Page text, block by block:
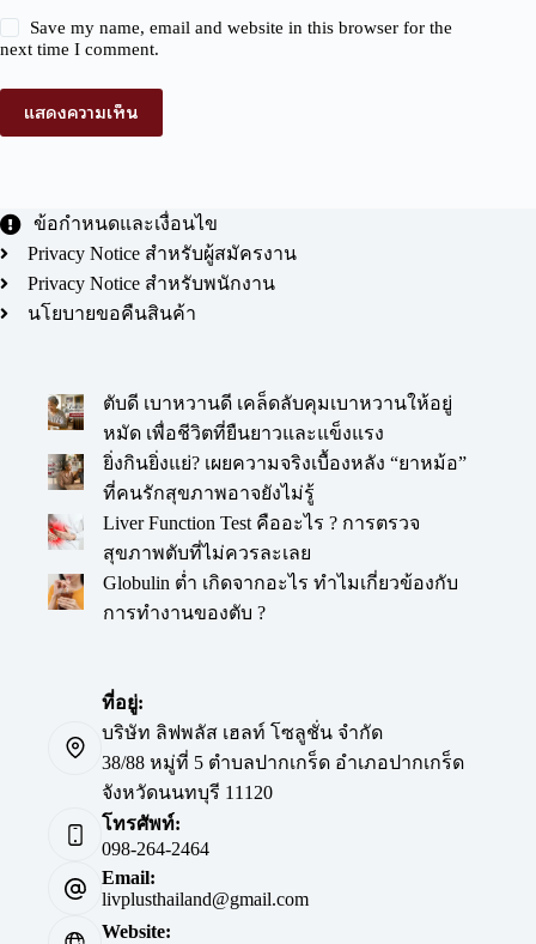
Save my name, email and website in this browser for the
next time I comment.
แสดงความเห็น
ข้อกำหนดและเงื่อนไข
Privacy Notice สำหรับผู้สมัครงาน
Privacy Notice สำหรับพนักงาน
นโยบายขอคืนสินค้า
ตับดี เบาหวานดี เคล็ดลับคุมเบาหวานให้อยู่
หมัด เพื่อชีวิตที่ยืนยาวและแข็งแรง
ยิ่งกินยิ่งแย่? เผยความจริงเบื้องหลัง “ยาหม้อ”
ที่คนรักสุขภาพอาจยังไม่รู้
Liver Function Test คืออะไร ? การตรวจ
สุขภาพตับที่ไม่ควรละเลย
Globulin ต่ำ เกิดจากอะไร ทำไมเกี่ยวข้องกับ
การทำงานของตับ ?
ที่อยู่:
บริษัท ลิฟพลัส เฮลท์ โซลูชั่น จำกัด
38/88 หมู่ที่ 5 ตำบลปากเกร็ด อำเภอปากเกร็ด
จังหวัดนนทบุรี 11120
โทรศัพท์:
098-264-2464
Email:
livplusthailand@gmail.com
Website: